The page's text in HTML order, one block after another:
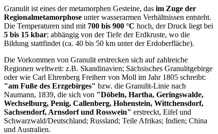
Granulit ist eines der metamorphen Gesteine, das im Zuge der
Regionalmetamorphose unter wasserarmen Verhältnissen entsteht.
Die Temperaturen sind mit 700 bis 900 °C hoch, der Druck liegt bei
5 bis 15 kbar; abhängig von der Tiefe der Erdkruste, wo die
Bildung stattfindet (ca. 40 bis 50 km unter der Erdoberfläche).
Die Vorkommen von Granulit erstrecken sich auf zahlreiche
Regionen weltweit: z.B. Skandinavien; Sächsisches Granulitgebirge
oder wie Carl Ehrenberg Freiherr von Moll im Jahr 1805 schreibt:
"am Fuße des Erzgebirges" bzw. die Granulit-Linie nach
Naumann, 1839, die sich von "Döbeln, Hartha, Geringswalde,
Wechselburg, Penig, Callenberg, Hohenstein, Wittchensdorf,
Sachsendorf, Arnsdorf und Rosswein" erstreckt, Eifel und
Schwarzwald/Deutschland; Russland; Teile Afrikas; Indien; China
und Australien.